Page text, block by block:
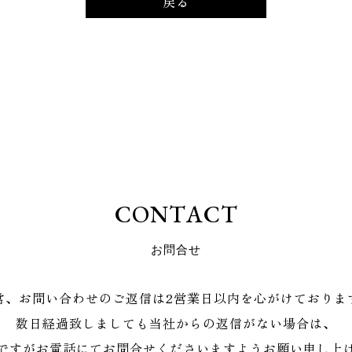
CONTACT
お問合せ
、お問い合わせのご返信は2営業日以内を心がけておりま
数日経過致しましても当社からの返信がない場合は、
すがお電話にてお問合せくださいますようお願い申し上